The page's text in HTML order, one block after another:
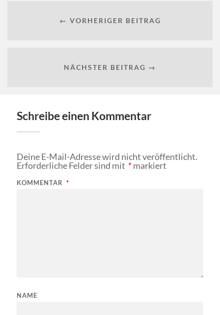
← VORHERIGER BEITRAG
NÄCHSTER BEITRAG →
Schreibe einen Kommentar
Deine E-Mail-Adresse wird nicht veröffentlicht.
Erforderliche Felder sind mit *markiert
KOMMENTAR *
NAME